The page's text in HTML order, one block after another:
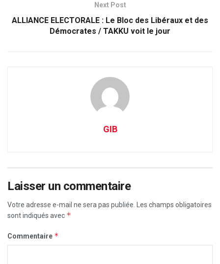
Next Post
ALLIANCE ELECTORALE : Le Bloc des Libéraux et des
Démocrates / TAKKU voit le jour
GIB
Laisser un commentaire
Votre adresse e-mail ne sera pas publiée. Les champs obligatoires
sont indiqués avec *
Commentaire *